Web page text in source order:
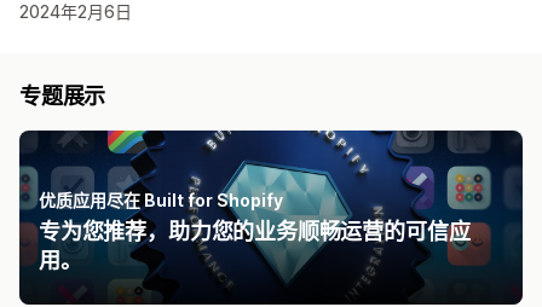
2024年2月6日
专题展示
优质应用尽在 Built for Shopify
专为您推荐，助力您的业务顺畅运营的可信应
用。